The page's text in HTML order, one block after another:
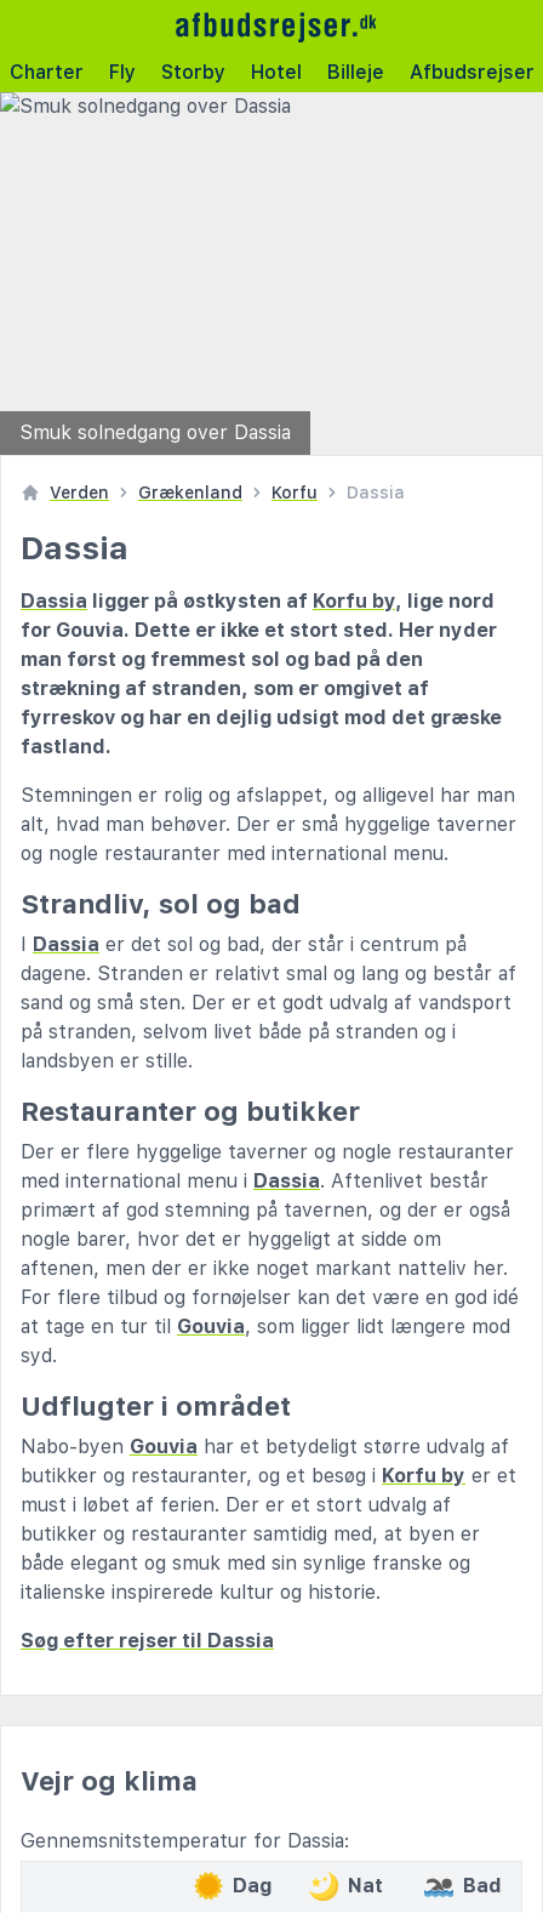
Charter Fly Storby Hotel Billeje Afbudsrejser
Smuk solnedgang over Dassia
Verden Grækenland Korfu Dassia
Dassia
Dassia ligger på østkysten af Korfu by, lige nord
for Gouvia. Dette er ikke et stort sted. Her nyder
man først og fremmest sol og bad på den
strækning af stranden, som er omgivet af
fyrreskov og har en dejlig udsigt mod det græske
fastland.
Stemningen er rolig og afslappet, og alligevel har man
alt, hvad man behøver. Der er små hyggelige taverner
og nogle restauranter med international menu.
Strandliv, sol og bad
I Dassia er det sol og bad, der står i centrum på
dagene. Stranden er relativt smal og lang og består af
sand og små sten. Der er et godt udvalg af vandsport
på stranden, selvom livet både på stranden og i
landsbyen er stille.
Restauranter og butikker
Der er flere hyggelige taverner og nogle restauranter
med international menu i Dassia. Aftenlivet består
primært af god stemning på tavernen, og der er også
nogle barer, hvor det er hyggeligt at sidde om
aftenen, men der er ikke noget markant natteliv her.
For flere tilbud og fornøjelser kan det være en god idé
at tage en tur til Gouvia, som ligger lidt længere mod
syd.
Udflugter i området
Nabo-byen Gouvia har et betydeligt større udvalg af
butikker og restauranter, og et besøg i Korfu by er et
must i løbet af ferien. Der er et stort udvalg af
butikker og restauranter samtidig med, at byen er
både elegant og smuk med sin synlige franske og
italienske inspirerede kultur og historie.
Søg efter rejser til Dassia
Vejr og klima
Gennemsnitstemperatur for Dassia:
Dag
Nat Bad